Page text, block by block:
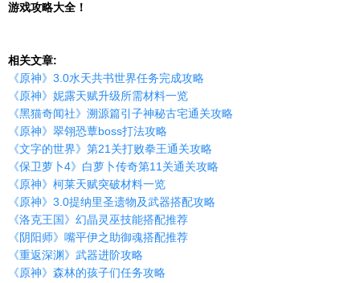
游戏攻略大全！
相关文章:
《原神》3.0水天共书世界任务完成攻略
《原神》妮露天赋升级所需材料一览
《黑猫奇闻社》溯源篇引子神秘古宅通关攻略
《原神》翠翎恐蕈boss打法攻略
《文字的世界》第21关打败拳王通关攻略
《保卫萝卜4》白萝卜传奇第11关通关攻略
《原神》柯莱天赋突破材料一览
《原神》3.0提纳里圣遗物及武器搭配攻略
《洛克王国》幻晶灵巫技能搭配推荐
《阴阳师》嘴平伊之助御魂搭配推荐
《重返深渊》武器进阶攻略
《原神》森林的孩子们任务攻略